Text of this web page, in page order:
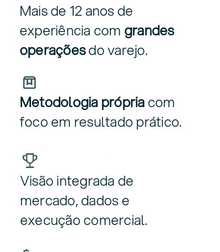
Mais de 12 anos de
experiência com grandes
operaçõesdo varejo.
Metodologia própria com
foco em resultado prático.
Visão integrada de
mercado, dados e
execução comercial.